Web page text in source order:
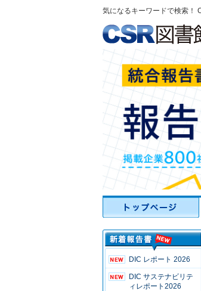
気になるキーワードで検索！
DIC レポート 2026
DIC サステナビリテ
ィレポート2026